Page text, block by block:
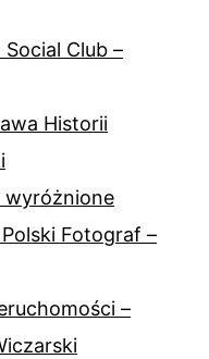
Club –
Historii
wyróżnione
Fotograf –
–